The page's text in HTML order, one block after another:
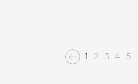
1 2 3 4 5